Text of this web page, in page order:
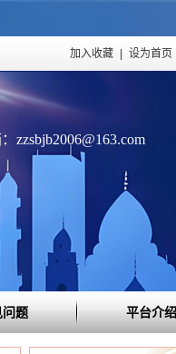
加入收藏 设为首页
zzsbjb2006@163.com
问题 平台介绍